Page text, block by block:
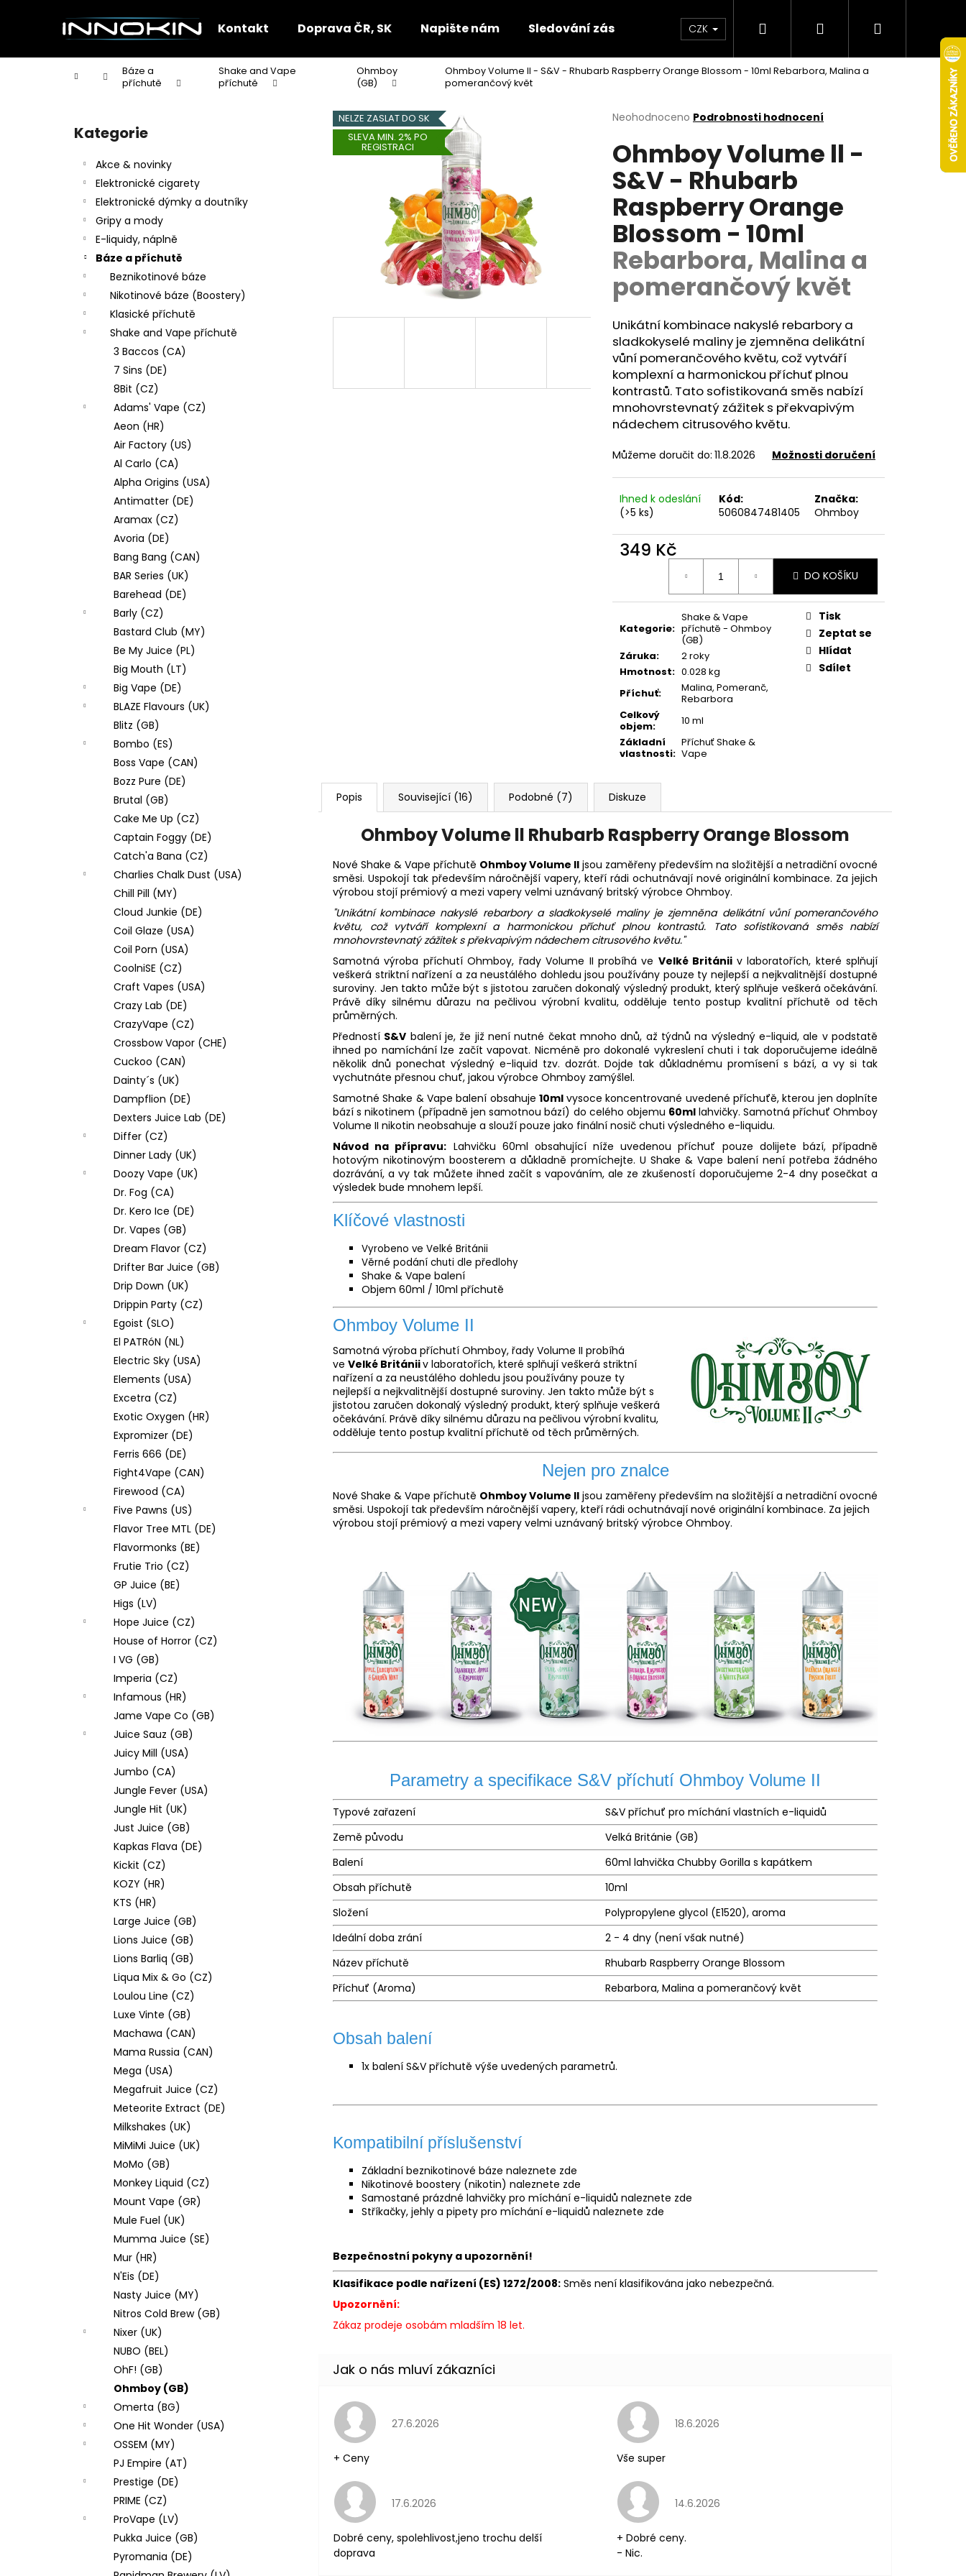
Kontakt Doprava ČR, SK Napište nám Sledování zásilek Obchodní podmínky Věrnostní program
CZK Hledat PřihlášeníNákupní
Domů
Báze a
příchutě
Shake and Vape
příchutě
Ohmboy
(GB)
Ohmboy Volume ll - S&V - Rhubarb Raspberry Orange Blossom - 10ml Rebarbora, Malina a
pomerančový květ
Přeskočit
kategorie
Kategorie
Akce & novinky
Elektronické cigarety
Elektronické dýmky a doutníky
Gripy a mody
E-liquidy, náplně
Báze a příchutě
Beznikotinové báze
Nikotinové báze (Boostery)
Klasické příchutě
Shake and Vape příchutě
3 Baccos (CA)
7 Sins (DE)
8Bit (CZ)
Adams' Vape (CZ)
Aeon (HR)
Air Factory (US)
Al Carlo (CA)
Alpha Origins (USA)
Antimatter (DE)
Aramax (CZ)
Avoria (DE)
Bang Bang (CAN)
BAR Series (UK)
Barehead (DE)
Barly (CZ)
Bastard Club (MY)
Be My Juice (PL)
Big Mouth (LT)
Big Vape (DE)
BLAZE Flavours (UK)
Blitz (GB)
Bombo (ES)
Boss Vape (CAN)
Bozz Pure (DE)
Brutal (GB)
Cake Me Up (CZ)
Captain Foggy (DE)
Catch'a Bana (CZ)
Charlies Chalk Dust (USA)
Chill Pill (MY)
Cloud Junkie (DE)
Coil Glaze (USA)
Coil Porn (USA)
CoolniSE (CZ)
Craft Vapes (USA)
Crazy Lab (DE)
CrazyVape (CZ)
Crossbow Vapor (CHE)
Cuckoo (CAN)
Dainty´s (UK)
Dampflion (DE)
Dexters Juice Lab (DE)
Differ (CZ)
Dinner Lady (UK)
Doozy Vape (UK)
Dr. Fog (CA)
Dr. Kero Ice (DE)
Dr. Vapes (GB)
Dream Flavor (CZ)
Drifter Bar Juice (GB)
Drip Down (UK)
Drippin Party (CZ)
Egoist (SLO)
El PATRóN (NL)
Electric Sky (USA)
Elements (USA)
Excetra (CZ)
Exotic Oxygen (HR)
Expromizer (DE)
Ferris 666 (DE)
Fight4Vape (CAN)
Firewood (CA)
Five Pawns (US)
Flavor Tree MTL (DE)
Flavormonks (BE)
Frutie Trio (CZ)
GP Juice (BE)
Higs (LV)
Hope Juice (CZ)
House of Horror (CZ)
I VG (GB)
Imperia (CZ)
Infamous (HR)
Jame Vape Co (GB)
Juice Sauz (GB)
Juicy Mill (USA)
Jumbo (CA)
Jungle Fever (USA)
Jungle Hit (UK)
Just Juice (GB)
Kapkas Flava (DE)
Kickit (CZ)
KOZY (HR)
KTS (HR)
Large Juice (GB)
Lions Juice (GB)
Lions Barliq (GB)
Liqua Mix & Go (CZ)
Loulou Line (CZ)
Luxe Vinte (GB)
Machawa (CAN)
Mama Russia (CAN)
Mega (USA)
Megafruit Juice (CZ)
Meteorite Extract (DE)
Milkshakes (UK)
MiMiMi Juice (UK)
MoMo (GB)
Monkey Liquid (CZ)
Mount Vape (GR)
Mule Fuel (UK)
Mumma Juice (SE)
Mur (HR)
N'Eis (DE)
Nasty Juice (MY)
Nitros Cold Brew (GB)
Nixer (UK)
NUBO (BEL)
OhF! (GB)
Ohmboy (GB)
Omerta (BG)
One Hit Wonder (USA)
OSSEM (MY)
PJ Empire (AT)
Prestige (DE)
PRIME (CZ)
ProVape (LV)
Pukka Juice (GB)
Pyromania (DE)
Průměrné
produktu
je
0,0
z
5
hvězdiček.
Neohodnoceno Podrobnosti hodnocení
Ohmboy Volume ll -
S&V - Rhubarb
Raspberry Orange
Blossom - 10ml
Rebarbora, Malina a
pomerančový květ
Unikátní kombinace nakyslé rebarbory a
sladkokyselé maliny je zjemněna delikátní
vůní pomerančového květu, což vytváří
komplexní a harmonickou příchuť plnou
kontrastů. Tato sofistikovaná směs nabízí
mnohovrstevnatý zážitek s překvapivým
nádechem citrusového květu.
Můžeme doručit do: 11.8.2026 Možnosti doručení
Ihned k odeslání
(>5 ks)
Kód:
5060847481405
Značka:
Ohmboy
349 Kč
DO KOŠÍKU
Kategorie:
Shake & Vape
příchutě - Ohmboy
(GB)
Záruka:
2 roky
Hmotnost: 0.028 kg
Příchuť:
Malina, Pomeranč,
Rebarbora
Celkový
objem:
10 ml
Základní
vlastnosti:
Příchuť Shake &
Vape
Tisk
Zeptat se
Hlídat
Sdílet
NELZE ZASLAT DO SK
SLEVA MIN. 2% PO
REGISTRACI
Popis Související (16) Podobné (7) Diskuze
Ohmboy Volume ll Rhubarb Raspberry Orange Blossom
Nové Shake & Vape příchutě Ohmboy Volume II jsou zaměřeny především na složitější a netradiční ovocné
směsi. Uspokojí tak především náročnější vapery, kteří rádi ochutnávají nové originální kombinace. Za jejich
výrobou stojí prémiový a mezi vapery velmi uznávaný britský výrobce Ohmboy.
"Unikátní kombinace nakyslé rebarbory a sladkokyselé maliny je zjemněna delikátní vůní pomerančového
květu, což vytváří komplexní a harmonickou příchuť plnou kontrastů. Tato sofistikovaná směs nabízí
mnohovrstevnatý zážitek s překvapivým nádechem citrusového květu."
Samotná výroba příchutí Ohmboy, řady Volume II probíhá ve Velké Británii v laboratořích, které splňují
veškerá striktní nařízení a za neustálého dohledu jsou používány pouze ty nejlepší a nejkvalitnější dostupné
suroviny. Jen takto může být s jistotou zaručen dokonalý výsledný produkt, který splňuje veškerá očekávání.
Právě díky silnému důrazu na pečlivou výrobní kvalitu, odděluje tento postup kvalitní příchutě od těch
průměrných.
Předností S&V balení je, že již není nutné čekat mnoho dnů, až týdnů na výslednýe-liquid, ale v podstatě
ihned po namíchání lze začít vapovat. Nicméně pro dokonalé vykreslení chuti i tak doporučujeme ideálně
několik dnů ponechat výsledný e-liquid tzv. dozrát. Dojde tak důkladnému promísení s bází, a vy si tak
vychutnáte přesnou chuť, jakou výrobce Ohmboy zamýšlel.
Samotné Shake & Vape balení obsahuje 10mlvysoce koncentrované uvedené příchuťě, kterou jen doplníte
bází s nikotinem (případně jen samotnou bází) do celého objemu 60mllahvičky. Samotná příchuť Ohmboy
Volume II nikotin neobsahuje a slouží pouze jako finální nosič chuti výsledného e-liquidu.
Návod na přípravu: Lahvičku 60ml obsahující níže uvedenou příchuť pouze dolijete bází, případně
hotovým nikotinovým boosterem a důkladně promíchejte. U Shake & Vape balení není potřeba žádného
dozrávání, a vy tak můžete ihned začít s vapováním, ale ze zkušeností doporučujeme 2-4 dny posečkat a
výsledek bude mnohem lepší.
Klíčové vlastnosti
Vyrobeno ve Velké Británii
Věrné podání chuti dle předlohy
Shake & Vape balení
Objem 60ml / 10ml příchutě
Ohmboy Volume II
Samotná výroba příchutí Ohmboy, řady Volume II probíhá
ve Velké Britániiv laboratořích, které splňují veškerá striktní
nařízení a za neustálého dohledu jsou používány pouze ty
nejlepší a nejkvalitnější dostupné suroviny. Jen takto může být s
jistotou zaručen dokonalý výsledný produkt, který splňuje veškerá
očekávání. Právě díky silnému důrazu na pečlivou výrobní kvalitu,
odděluje tento postup kvalitní příchutě od těch průměrných.
Nejen pro znalce
Nové Shake & Vape příchutě Ohmboy Volume II jsou zaměřeny především na složitější a netradiční ovocné
směsi. Uspokojí tak především náročnější vapery, kteří rádi ochutnávají nové originální kombinace. Za jejich
výrobou stojí prémiový a mezi vapery velmi uznávaný britský výrobce Ohmboy.
Parametry a specifikace S&V příchutí Ohmboy Volume II
Typové zařazení
S&V příchuť pro míchání vlastních e-liquidů
Země původu
Velká Británie (GB)
Balení
60ml lahvička Chubby Gorilla s kapátkem
Obsah příchutě
10ml
Složení
Polypropylene glycol (E1520), aroma
Ideální doba zrání
2 - 4 dny (není však nutné)
Název příchutě
Rhubarb Raspberry Orange Blossom
Příchuť (Aroma)
Rebarbora, Malina a pomerančový květ
Obsah balení
1x balení S&V příchutě výše uvedených parametrů.
Kompatibilní příslušenství
Základní beznikotinové báze naleznete zde
Nikotinové boostery (nikotin) naleznete zde
Samostané prázdné lahvičky pro míchání e-liquidů naleznete zde
Stříkačky, jehly a pipety pro míchání e-liquidů naleznete zde
Bezpečnostní pokyny a upozornění!
Klasifikace podle nařízení (ES) 1272/2008: Směs není klasifikována jako nebezpečná.
Upozornění:
Zákaz prodeje osobám mladším 18 let.
Hodnocení obchodu je 5 z 5 hvězdiček.
27.6.2026
+ Ceny
Hodnocení obchodu je 5 z 5 hvězdiček.
18.6.2026
Vše super
Hodnocení obchodu je 5 z 5 hvězdiček.
17.6.2026
Dobré ceny, spolehlivost,jeno trochu delší
doprava
Hodnocení obchodu je 5 z 5 hvězdiček.
14.6.2026
+ Dobré ceny.
- Nic.
í
Zpět
do
Zpět
do
Co potřebujete najít?
Doporučujeme
Následující
DEKANG DESERT SHIP 10ML 11MG
154 Kč
Původně:195 Kč
OXVA XLIM TOP FILL SS POD CARTRIDGE
1,2OHM 2ML